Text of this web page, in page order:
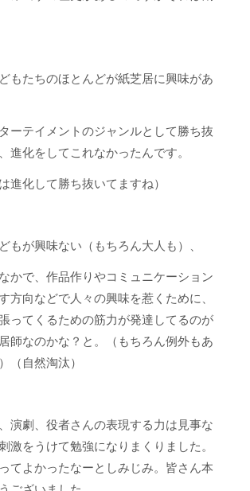
もたちのほとんどが紙芝居に興味があ
ーテイメントのジャンルとして勝ち抜
進化をしてこれなかったんです。
進化して勝ち抜いてますね）
もが興味ない（もちろん大人も）、
かで、作品作りやコミュニケーション
方向などで人々の興味を惹くために、
ってくるための筋力が発達してるのが
師なのかな？と。（もちろん例外もあ
（自然淘汰）
演劇、役者さんの表現する力は見事な
激をうけて勉強になりまくりました。
てよかったなーとしみじみ。皆さん本